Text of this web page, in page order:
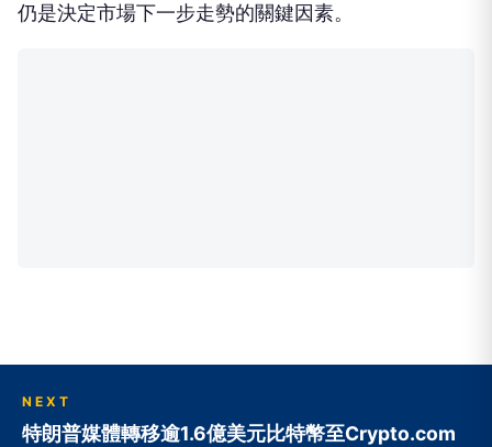
仍是決定市場下一步走勢的關鍵因素。
NEXT
特朗普媒體轉移逾1.6億美元比特幣至Crypto.com